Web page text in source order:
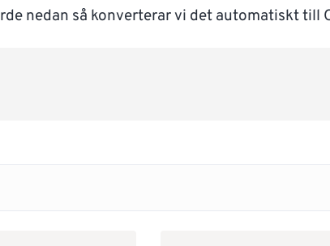
nedan så konverterar vi det automatiskt till